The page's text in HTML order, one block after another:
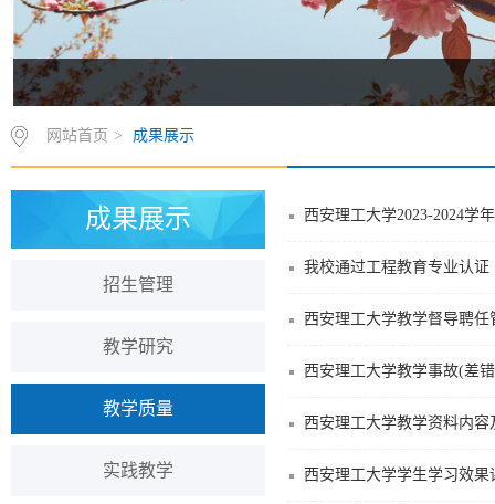
网站首页 > 成果展示
成果展示
招生管理
教学研究
教学质量
实践教学
西安理工大学2023-2024学
我校通过工程教育专业认证
西安理工大学教学督导聘任
西安理工大学教学事故(差
西安理工大学教学资料内容
西安理工大学学生学习效